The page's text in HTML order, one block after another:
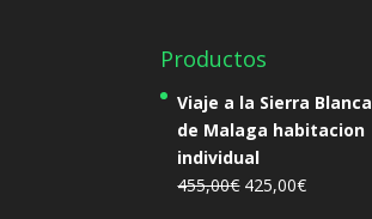
Productos
Viaje a la Sierra Blanca
de Malaga habitacion
individual
455,00€ El
425,00€El